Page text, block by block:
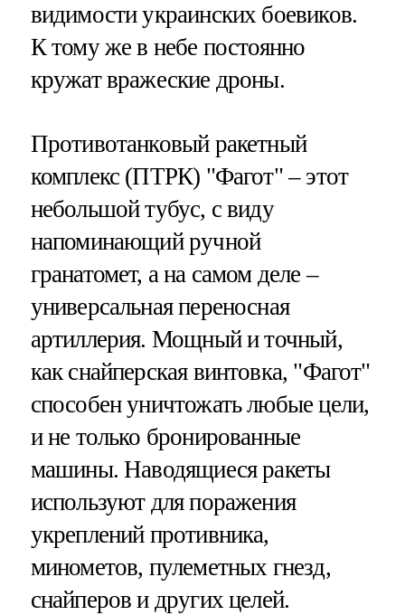
видимости украинских боевиков.
К тому же в небе постоянно
кружат вражеские дроны.
Противотанковый ракетный
комплекс (ПТРК) "Фагот" – этот
небольшой тубус, с виду
напоминающий ручной
гранатомет, а на самом деле –
универсальная переносная
артиллерия. Мощный и точный,
как снайперская винтовка, "Фагот"
способен уничтожать любые цели,
и не только бронированные
машины. Наводящиеся ракеты
используют для поражения
укреплений противника,
минометов, пулеметных гнезд,
снайперов и других целей.